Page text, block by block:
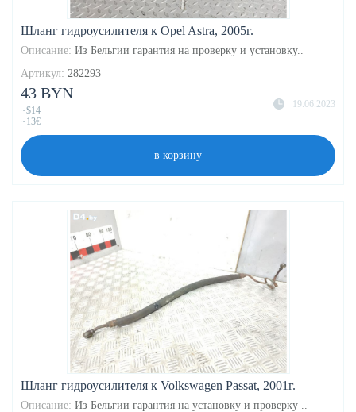
Шланг гидроусилителя к Opel Astra, 2005г.
Описание: Из Бельгии гарантия на проверку и установку..
Артикул: 282293
19.06.2023
43 BYN
~$14
~13€
в корзину
Шланг гидроусилителя к Volkswagen Passat, 2001г.
Описание: Из Бельгии гарантия на установку и проверку ..